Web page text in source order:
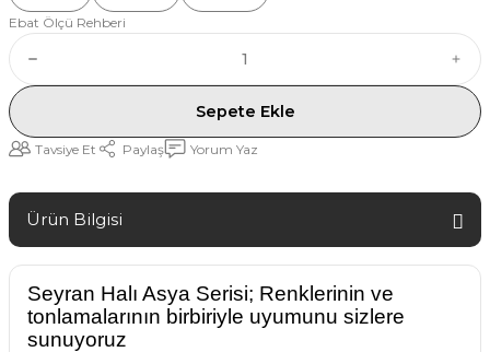
Ebat Ölçü Rehberi
Sepete Ekle
Tavsiye Et Paylaş Yorum Yaz
Ürün Bilgisi
Seyran Halı Asya Serisi; Renklerinin ve
tonlamalarının birbiriyle uyumunu sizlere
sunuyoruz